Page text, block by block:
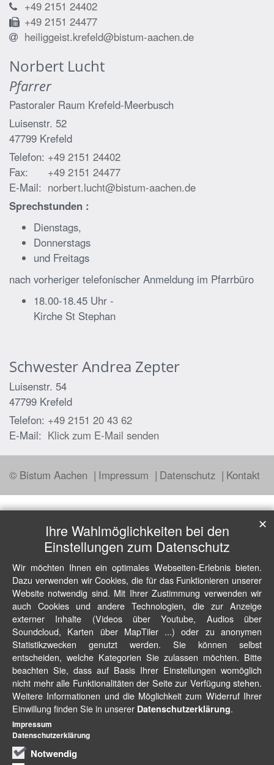
+49 2151 24402
+49 2151 24477
heiliggeist.krefeld@bistum-aachen.de
Norbert Lucht
Pfarrer
Pastoraler Raum Krefeld-Meerbusch
Luisenstr. 52
47799 Krefeld
Telefon: +49 2151 24402
Fax:
+49 2151 24477
E-Mail: norbert.lucht@bistum-aachen.de
Sprechstunden :
Dienstags,
Donnerstags
und Freitags
nach vorheriger telefonischer Anmeldung im Pfarrbüro
18.00-18.45 Uhr -
Kirche St Stephan
SchwesterAndrea Zepter
Luisenstr. 54
47799 Krefeld
Telefon: +49 2151 20 43 62
E-Mail: Klick zum E-Mail senden
© Bistum Aachen Impressum Datenschutz Kontakt
Ihre Wahlmöglichkeiten bei den
Einstellungen zum Datenschutz
Wir möchten Ihnen ein optimales Webseiten-Erlebnis bieten.
Dazu verwenden wir Cookies, die für das Funktionieren unserer
Website notwendig sind. Mit Ihrer Zustimmung verwenden wir
auch Cookies und andere Technologien, die zur Anzeige
externer Inhalte (Videos über Youtube, Audios über
Soundcloud, Karten über MapTiler ...) oder zu anonymen
Statistikzwecken genutzt werden. Sie können selbst
entscheiden, welche Kategorien Sie zulassen möchten. Bitte
beachten Sie, dass auf Basis Ihrer Einstellungen womöglich
nicht mehr alle Funktionalitäten der Seite zur Verfügung stehen.
Weitere Informationen und die Möglichkeit zum Widerruf Ihrer
Einwillung finden Sie in unserer Datenschutzerklärung.
Notwendig
✕
Impressum
Datenschutzerklärung